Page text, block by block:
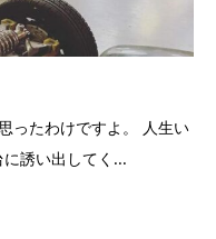
ったわけですよ。 人生い
誘い出してく...